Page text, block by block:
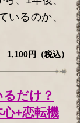
いるのか、
1,100円（税込）
だけ？
心+恋転機